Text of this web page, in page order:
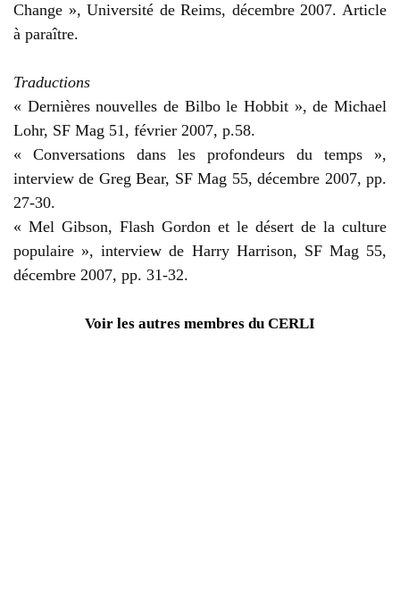
Change », Université de Reims, décembre 2007. Article
à paraître.
Traductions
« Dernières nouvelles de Bilbo le Hobbit », de Michael
Lohr, SF Mag 51, février 2007, p.58.
« Conversations dans les profondeurs du temps »,
interview de Greg Bear, SF Mag 55, décembre 2007, pp.
27-30.
« Mel Gibson, Flash Gordon et le désert de la culture
populaire », interview de Harry Harrison, SF Mag 55,
décembre 2007, pp. 31-32.
Voir les autres membres du CERLI